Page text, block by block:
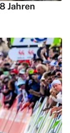
Jahren